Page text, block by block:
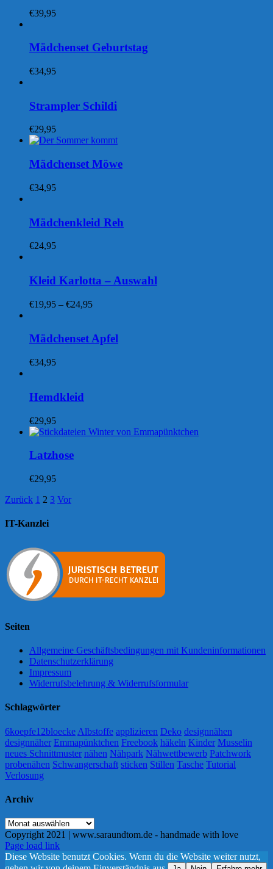
€39,95
Mädchenset Geburtstag
€34,95
Strampler Schildi
€29,95
Mädchenset Möwe
€34,95
Mädchenkleid Reh
€24,95
Kleid Karlotta – Auswahl
€19,95 – €24,95Preisspanne:
€24,95
Mädchenset Apfel
€34,95
Hemdkleid
€29,95
Latzhose
€29,95
Zurück 1 2 3 Vor
IT-Kanzlei
Seiten
Allgemeine Geschäftsbedingungen mit Kundeninformationen
Datenschutzerklärung
Impressum
Widerrufsbelehrung & Widerrufsformular
Schlagwörter
6koepfe12bloecke Albstoffe applizieren Deko designnähen
designnäher Emmapünktchen Freebook häkeln Kinder Musselin
neues Schnittmuster nähen Nähpark Nähwettbewerb Patchwork
probenähen Schwangerschaft sticken Stillen Tasche Tutorial
Verlosung
Archiv
Archiv
Copyright 2021 | www.saraundtom.de - handmade with love
Instagram
Page load link
Diese Website benutzt Cookies. Wenn du die Website weiter nutzt,